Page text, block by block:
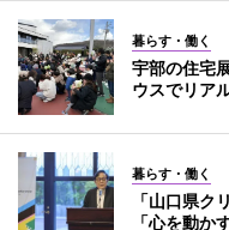
暮らす・働く
宇部の住宅
ウスでリア
暮らす・働く
「山口県
「心を動か